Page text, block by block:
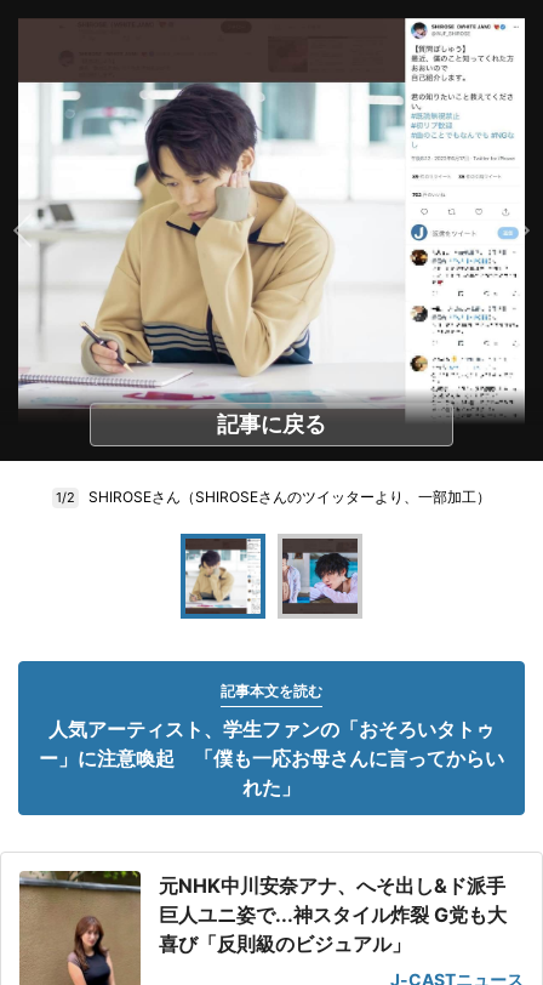
記事に戻る
1/2 SHIROSEさん（SHIROSEさんのツイッターより、一部加工）
記事本文を読む
人気アーティスト、学生ファンの「おそろいタトゥ
ー」に注意喚起 「僕も一応お母さんに言ってからい
れた」
元NHK中川安奈アナ、へそ出し&ド派手
巨人ユニ姿で...神スタイル炸裂 G党も大
喜び「反則級のビジュアル」
J-CASTニュース